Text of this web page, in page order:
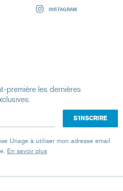
INSTAGRAM
première les dernières
Uriage à utiliser mon adresse email
En savoir plus